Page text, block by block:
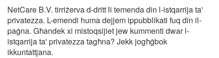
NetCare B.V. tirriżerva d-dritt li temenda din l-istqarrija ta'
privatezza. L-emendi huma dejjem ippubblikati fuq din il-
paġna. Għandek xi mistoqsijiet jew kummenti dwar l-
istqarrija ta' privatezza tagħna? Jekk jogħġbok
ikkuntattjana.